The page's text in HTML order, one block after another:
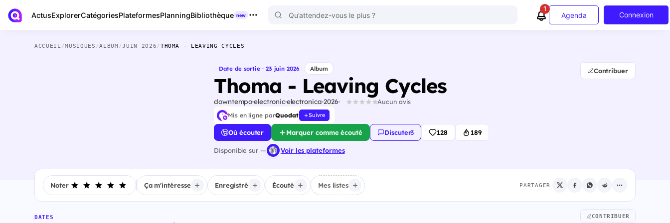
ActusExplorerCatégoriesPlateformesPlanningBibliothèque new
1
Agenda Connexion
ACCUEIL /MUSIQUES /ALBUM/JUIN 2026/THOMA - LEAVING CYCLES
Date de sortie · 23 juin 2026 Album
Thoma - Leaving Cycles
downtempoelectronicelectronica 2026 Aucun avis
Mis en ligne parQuodat Suivre
Contribuer
Où écouter Marquer comme écouté Discuter·3 128 189
Disponible sur — Voir les plateformes
Noter Ça m'intéresse Enregistré Écouté Mes listes PARTAGER
DATES CONTRIBUER